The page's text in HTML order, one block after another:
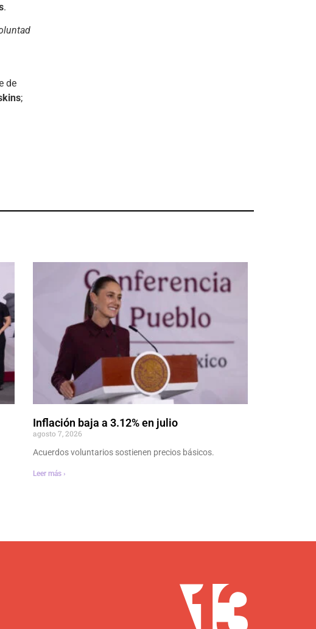
.
de
;
Inflación baja a 3.12% en julio
agosto 7, 2026
Acuerdos voluntarios sostienen precios básicos.
Leer más ›